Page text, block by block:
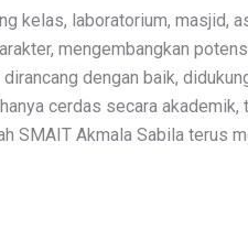
kelas, laboratorium, masjid,
mengembangkan
dengan baik,
cerdas secara akademik,
SMAIT Akmala Sabila terus